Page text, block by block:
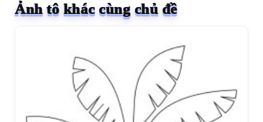
Ảnh tô khác cùng chủ đề